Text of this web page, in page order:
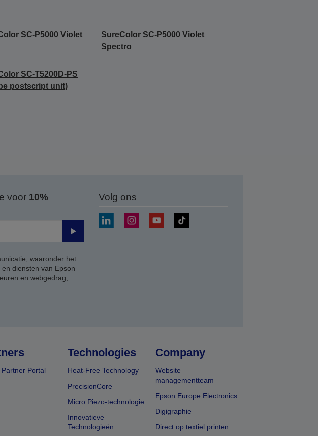
SC-P5000 Violet
SureColor SC-P5000 Violet
Spectro
SC-T5200D-PS
postscript unit)
voor 10%
Verzenden
waaronder het
diensten van Epson
en webgedrag,
Volg ons
Partner Portal
Technologies
Heat-Free Technology
PrecisionCore
Micro Piezo-technologie
Innovatieve
Technologieën
Company
Website
managementteam
Epson Europe Electronics
Digigraphie
Direct op textiel printen